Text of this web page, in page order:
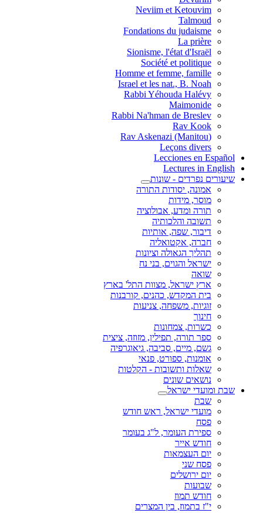
Neviim et Ketouvim
Talmoud
Fondations du judaisme
La prière
Sionisme, l'état d'Israël
Société et politique
Homme et femme, famille
Israel et les nat., B. Noah
Rabbi Yéhouda Halévy
Maimonide
Rabbi Na'hman de Breslev
Rav Kook
(Rav Askenazi (Manitou
Leçons divers
Lecciones en Español
Lectures in English
שיעורים נפרדים - שונות
אמונה, יסודות התורה
מוסר, מידות
תורה ומדע, אבולוציה
תשובה והלכותיה
דיבור, שפה, אותיות
חברה, אקטואליה
תהליך הגאולה וציונות
ישראל והגוים, בני נח
שואה
ארץ ישראל, מצוות התל' בארץ
בית המקדש, כהנים, קורבנות
זוגיות, משפחה, צניעות
חינוך
כשרות, צמחונות
ספר תורה, תפילין, מזוזה, ציצית
גשם, מיים, סביבה, גיאוגרפיה
אומנות, ספורט, פנאי
שאלות ותשובות - הקלטות
נושאים שונים
שבת ומועדי ישראל
שבת
מועדי ישראל, ראש חודש
פסח
ספירת העומר, ל"ג בעומר
חודש אייר
יום העצמאות
פסח שני
יום ירושלים
שבועות
חודש תמוז
י"ז בתמוז, בין המצרים